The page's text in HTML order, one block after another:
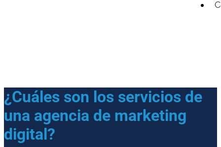
¿Cuáles son los servicios de
una agencia de marketing
digital?